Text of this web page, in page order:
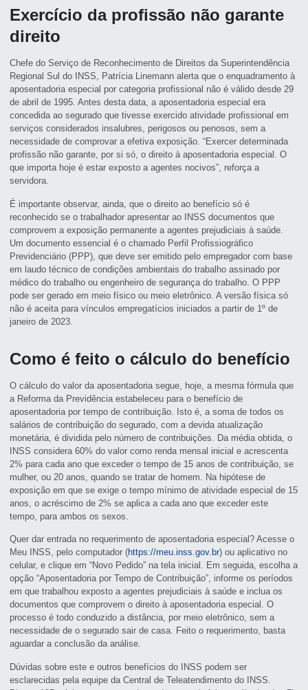
Exercício da profissão não garante
direito
Chefe do Serviço de Reconhecimento de Direitos da Superintendência
Regional Sul do INSS, Patrícia Linemann alerta que o enquadramento à
aposentadoria especial por categoria profissional não é válido desde 29
de abril de 1995. Antes desta data, a aposentadoria especial era
concedida ao segurado que tivesse exercido atividade profissional em
serviços considerados insalubres, perigosos ou penosos, sem a
necessidade de comprovar a efetiva exposição. “Exercer determinada
profissão não garante, por si só, o direito à aposentadoria especial. O
que importa hoje é estar exposto a agentes nocivos”, reforça a
servidora.
É importante observar, ainda, que o direito ao benefício só é
reconhecido se o trabalhador apresentar ao INSS documentos que
comprovem a exposição permanente a agentes prejudiciais à saúde.
Um documento essencial é o chamado Perfil Profissiográfico
Previdenciário (PPP), que deve ser emitido pelo empregador com base
em laudo técnico de condições ambientais do trabalho assinado por
médico do trabalho ou engenheiro de segurança do trabalho. O PPP
pode ser gerado em meio físico ou meio eletrônico. A versão física só
não é aceita para vínculos empregatícios iniciados a partir de 1º de
janeiro de 2023.
Como é feito o cálculo do benefício
O cálculo do valor da aposentadoria segue, hoje, a mesma fórmula que
a Reforma da Previdência estabeleceu para o benefício de
aposentadoria por tempo de contribuição. Isto é, a soma de todos os
salários de contribuição do segurado, com a devida atualização
monetária, é dividida pelo número de contribuições. Da média obtida, o
INSS considera 60% do valor como renda mensal inicial e acrescenta
2% para cada ano que exceder o tempo de 15 anos de contribuição, se
mulher, ou 20 anos, quando se tratar de homem. Na hipótese de
exposição em que se exige o tempo mínimo de atividade especial de 15
anos, o acréscimo de 2% se aplica a cada ano que exceder este
tempo, para ambos os sexos.
Quer dar entrada no requerimento de aposentadoria especial? Acesse o
Meu INSS, pelo computador (https://meu.inss.gov.br) ou aplicativo no
celular, e clique em “Novo Pedido” na tela inicial. Em seguida, escolha a
opção “Aposentadoria por Tempo de Contribuição”, informe os períodos
em que trabalhou exposto a agentes prejudiciais à saúde e inclua os
documentos que comprovem o direito à aposentadoria especial. O
processo é todo conduzido a distância, por meio eletrônico, sem a
necessidade de o segurado sair de casa. Feito o requerimento, basta
aguardar a conclusão da análise.
Dúvidas sobre este e outros benefícios do INSS podem ser
esclarecidas pela equipe da Central de Teleatendimento do INSS.